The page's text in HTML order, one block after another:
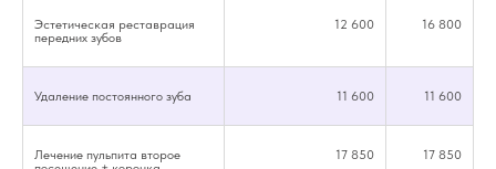
Эстетическая реставрация
передних зубов
12 600 16 800
Удаление постоянного зуба 11 600 11 600
Лечение пульпита второе
17 850 17 850
Записаться на прием